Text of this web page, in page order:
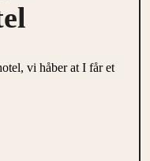
vi håber at I får et